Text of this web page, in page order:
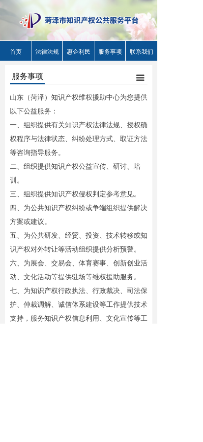
首页 法律法规 惠企利民 服务事项 联系我们
服务事项 끀
山东（菏泽）知识产权维权援助中心为您提供
以下公益服务：
一、组织提供有关知识产权法律法规、授权确
权程序与法律状态、纠纷处理方式、取证方法
等咨询指导服务。
二、组织提供知识产权公益宣传、研讨、培
训。
三、组织提供知识产权侵权判定参考意见。
四、为公共知识产权纠纷或争端组织提供解决
方案或建议。
五、为公共研发、经贸、投资、技术转移或知
识产权对外转让等活动组织提供分析预警。
六、为展会、交易会、体育赛事、创新创业活
动、文化活动等提供驻场等维权援助服务。
七、为知识产权行政执法、行政裁决、司法保
护、仲裁调解、诚信体系建设等工作提供技术
支持，服务知识产权信息利用、文化宣传等工